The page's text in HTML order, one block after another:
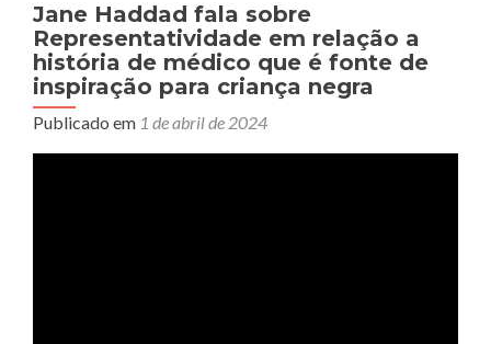
Jane Haddad fala sobre
Representatividade em relação a
história de médico que é fonte de
inspiração para criança negra
Publicado em 1 de abril de 2024